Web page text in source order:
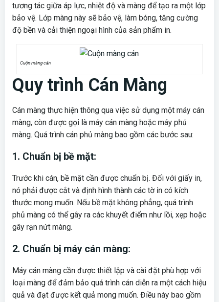
tương tác giữa áp lực, nhiệt độ và màng để tạo ra một lớp
bảo vệ. Lớp màng này sẽ bảo vệ, làm bóng, tăng cường
độ bền và cải thiện ngoại hình của sản phẩm in.
Cuộn màng cán
Quy trình Cán Màng
Cán màng thực hiện thông qua việc sử dụng một máy cán
màng, còn được gọi là máy cán màng hoặc máy phủ
màng. Quá trình cán phủ màng bao gồm các bước sau:
1. Chuẩn bị bề mặt:
Trước khi cán, bề mặt cần được chuẩn bị. Đối với giấy in,
nó phải được cắt và định hình thành các tờ in có kích
thước mong muốn. Nếu bề mặt không phẳng, quá trình
phủ màng có thể gây ra các khuyết điểm như lồi, xẹp hoặc
gây rạn nứt màng.
2. Chuẩn bị máy cán màng:
Máy cán màng cần được thiết lập và cài đặt phù hợp với
loại màng để đảm bảo quá trình cán diễn ra một cách hiệu
quả và đạt được kết quả mong muốn. Điều này bao gồm